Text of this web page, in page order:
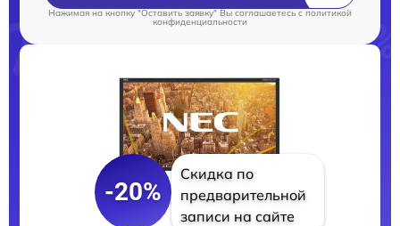
Нажимая на кнопку "Оставить заявку" Вы соглашаетесь cполитикой
конфиденциальности
-20%
Скидка по
предварительной
записи на сайте